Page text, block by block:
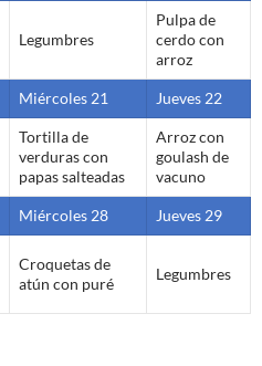
Legumbres
Pulpa de
cerdo con
arroz
Miércoles 21 Jueves 22
Tortilla de
verduras con
papas salteadas
Arroz con
goulash de
vacuno
Miércoles 28 Jueves 29
Croquetas de
atún con puré
Legumbres